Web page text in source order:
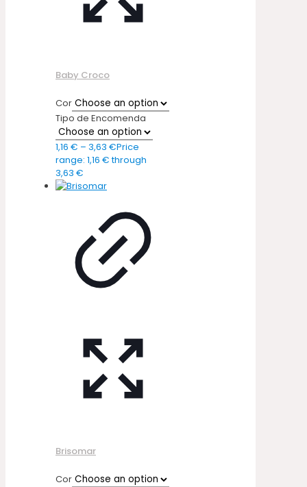
Baby Croco
Cor
Tipo de Encomenda
1,16 € – 3,63 €Price
range: 1,16 € through
3,63 €
Brisomar
Cor